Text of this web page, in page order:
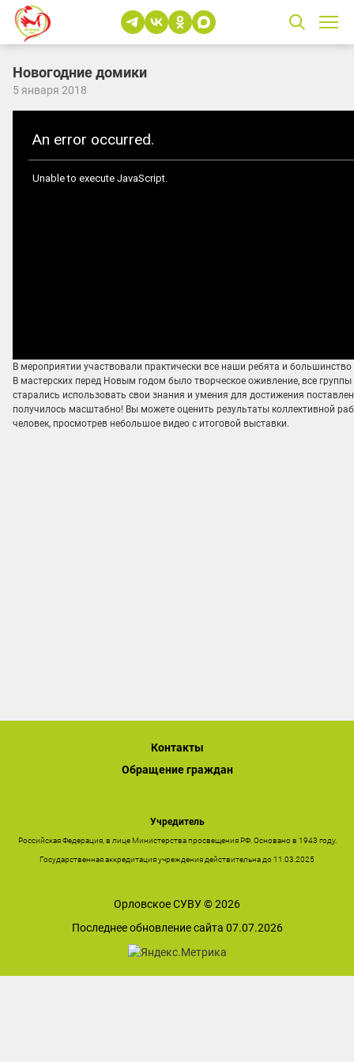
Новогодние домики
5 января 2018
В мероприятии участвовали практически все наши ребята и большинство
В мастерских перед Новым годом было творческое оживление, все группы
старались использовать свои знания и умения для достижения
получилось масштабно! Вы можете оценить результаты коллективной
человек, просмотрев небольшое видео с итоговой выставки.
Контакты
Обращение граждан
Учредитель
Российская Федерация, в лице Министерства просвещения РФ. Основано в 1943 году.
Государственная аккредитация учреждения действительна до 11.03.2025
Орловское СУВУ © 2026
Последнее обновление сайта 07.07.2026